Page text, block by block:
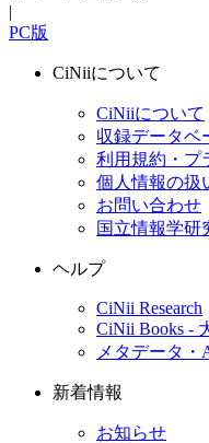
|
PC版
CiNiiについて
CiNiiについて
収録データベ
利用規約・プ
個人情報の扱
お問い合わせ
国立情報学研
ヘルプ
CiNii Research
CiNii Books -
メタデータ・
新着情報
お知らせ